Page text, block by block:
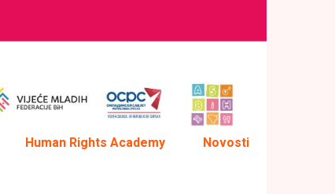
Human Rights Academy Novosti